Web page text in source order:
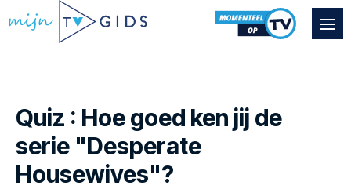
Quiz : Hoe goed ken jij de
serie "Desperate
Housewives"?